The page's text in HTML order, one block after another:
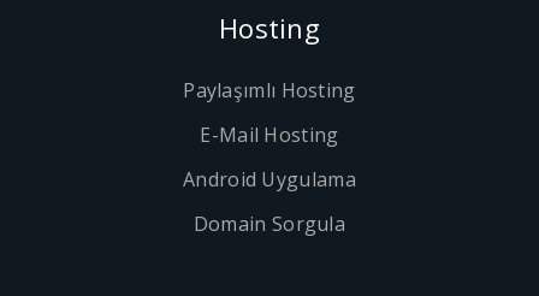
Hosting
Paylaşımlı Hosting
E-Mail Hosting
Android Uygulama
Domain Sorgula